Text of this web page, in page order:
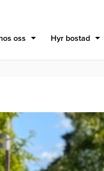
oss Hyr bostad